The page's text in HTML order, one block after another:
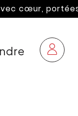
portées par